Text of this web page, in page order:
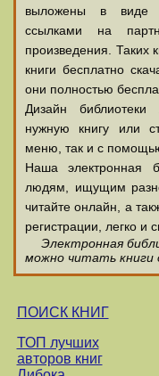
выложены в виде
ссылками на
произведения. Таких
книги бесплатно
они полностью
Дизайн библиотеки
нужную книгу или
меню, так и с
Наша электронная
людям, ищущим
читайте онлайн, а
регистрации, легко и
Электронная
можно читать книги
ПОИСК КНИГ
ТОП лучших
авторов книг